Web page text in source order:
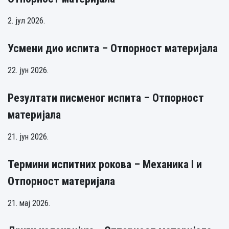
2. јул 2026.
Усмени дио испита – Отпорност материјала
22. јун 2026.
Резултати писменог испита – Отпорност
материјала
21. јун 2026.
Термини испитних рокова – Механика I и
Отпорност материјала
21. мај 2026.